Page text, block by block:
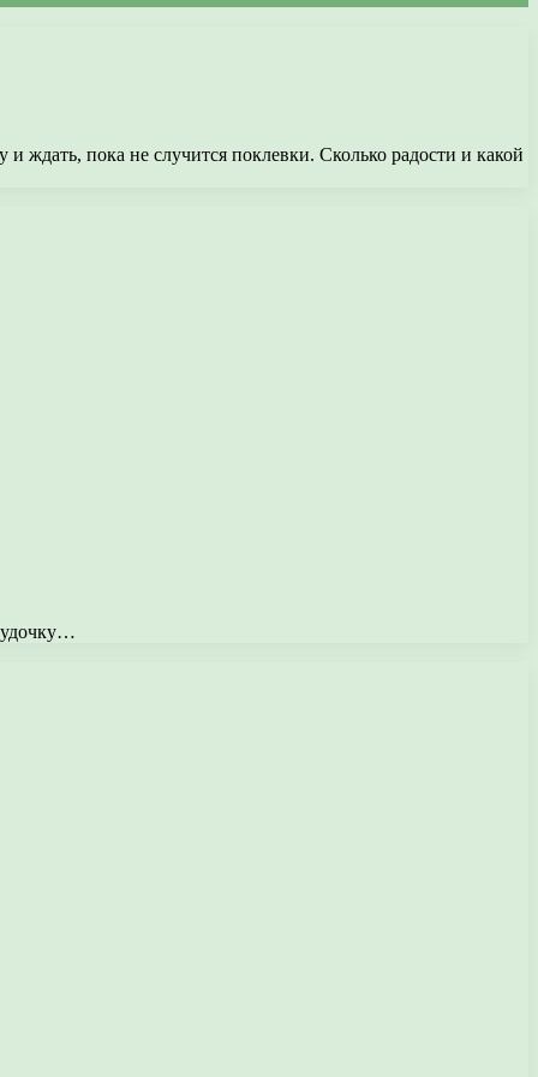
ждать, пока не случится поклевки. Сколько радости и какой
удочку…